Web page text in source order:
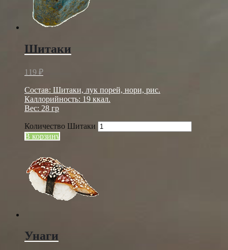
Шитаки
119 ₽
Состав: Шитаки, лук порей, нори, рис.
Каллорийность: 19 ккал.
Вес: 28 гр
Количество Шитаки
В корзину
Унаги